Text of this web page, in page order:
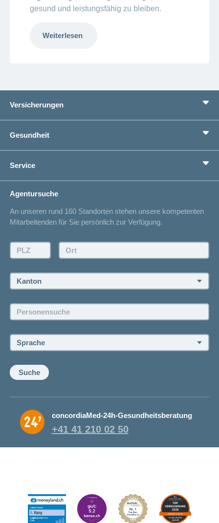
gesund und leistungsfähig zu bleiben.
Weiterlesen
Versicherungen
Zusatzversicherungen
Vorsorge
Ich suche eine Versicherung für
Lebenssituation
Sparen bei der Versicherung
Gesundheit
Gesundheitskompass
concordiaMed
Service
Spitalliste
Unfallmeldung
Offertanfrage
Rückruf anfordern
Offene Stellen
Agentursuche
An unseren rund 160 Standorten stehen unsere kompetenten
Mitarbeitenden für Sie persönlich zur Verfügung.
PLZ: Ort:
Kanton:
Personensuche:
Sprache:
Suche
concordiaMed-24h-Gesundheitsberatung
+41 41 210 02 50